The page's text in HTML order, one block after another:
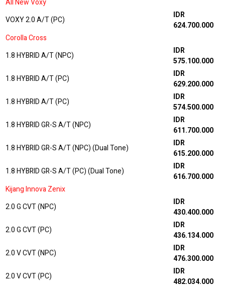
All New Voxy
VOXY 2.0 A/T (PC)
IDR
624.700.000
Corolla Cross
1.8 HYBRID A/T (NPC)
IDR
575.100.000
1.8 HYBRID A/T (PC)
IDR
629.200.000
1.8 HYBRID A/T (PC)
IDR
574.500.000
1.8 HYBRID GR-S A/T (NPC)
IDR
611.700.000
1.8 HYBRID GR-S A/T (NPC) (Dual Tone)
IDR
615.200.000
1.8 HYBRID GR-S A/T (PC) (Dual Tone)
IDR
616.700.000
Kijang Innova Zenix
2.0 G CVT (NPC)
IDR
430.400.000
2.0 G CVT (PC)
IDR
436.134.000
2.0 V CVT (NPC)
IDR
476.300.000
2.0 V CVT (PC)
IDR
482.034.000